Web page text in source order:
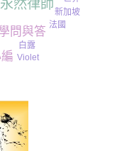
然律師
問與答
白露
新加坡
法國
Violet